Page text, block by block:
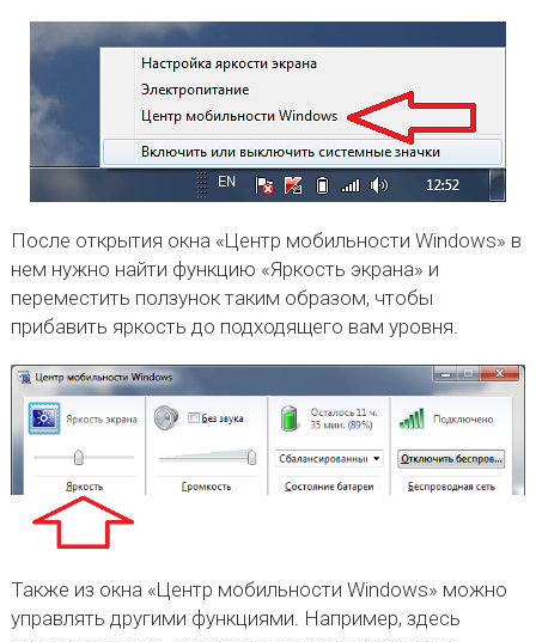
После открытия окна «Центр мобильности Windows» в
нем нужно найти функцию «Яркость экрана» и
переместить ползунок таким образом, чтобы
прибавить яркость до подходящего вам уровня.
Также из окна «Центр мобильности Windows» можно
управлять другими функциями. Например, здесь